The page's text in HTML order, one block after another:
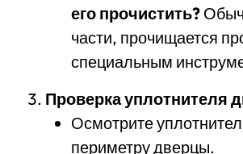
его прочистить?
части, прочищается
специальным
Проверка уплотнителя
Осмотрите
периметру дверцы.